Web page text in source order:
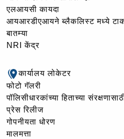
एलआयसी कायदा
आयआरडीएआयने ब्लैकलिस्ट मध्ये
बातम्या
NRI केंद्र
कार्यालय लोकेटर
फोटो गॅलरी
पॉलिसीधारकांच्या हिताच्या
प्रेस रिलीज
गोपनीयता धोरण
मालमत्ता